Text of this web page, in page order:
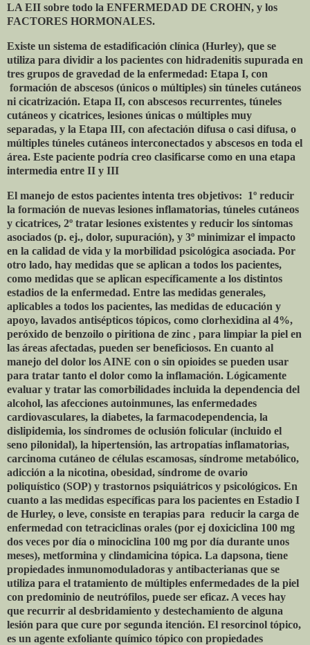
LA EII sobre todo la ENFERMEDAD DE CROHN, y los
FACTORES HORMONALES.
Existe un sistema de estadificación clínica (Hurley), que se
utiliza para dividir a los pacientes con hidradenitis supurada en
tres grupos de gravedad de la enfermedad: Etapa I, con
formación de abscesos (únicos o múltiples) sin túneles cutáneos
ni cicatrización. Etapa II, con abscesos recurrentes, túneles
cutáneos y cicatrices, lesiones únicas o múltiples muy
separadas, y la Etapa III, con afectación difusa o casi difusa, o
múltiples túneles cutáneos interconectados y abscesos en toda el
área. Este paciente podría creo clasificarse como en una etapa
intermedia entre II y III
El manejo de estos pacientes intenta tres objetivos: 1º reducir
la formación de nuevas lesiones inflamatorias, túneles cutáneos
y cicatrices, 2º tratar lesiones existentes y reducir los síntomas
asociados (p. ej., dolor, supuración), y 3º minimizar el impacto
en la calidad de vida y la morbilidad psicológica asociada. Por
otro lado, hay medidas que se aplican a todos los pacientes,
como medidas que se aplican específicamente a los distintos
estadios de la enfermedad. Entre las medidas generales,
aplicables a todos los pacientes, las medidas de educación y
apoyo, lavados antisépticos tópicos, como clorhexidina al 4%,
peróxido de benzoilo o piritiona de zinc , para limpiar la piel en
las áreas afectadas, pueden ser beneficiosos. En cuanto al
manejo del dolor los AINE con o sin opioides se pueden usar
para tratar tanto el dolor como la inflamación. Lógicamente
evaluar y tratar las comorbilidades incluida la dependencia del
alcohol, las afecciones autoinmunes, las enfermedades
cardiovasculares, la diabetes, la farmacodependencia, la
dislipidemia, los síndromes de oclusión folicular (incluido el
seno pilonidal), la hipertensión, las artropatías inflamatorias,
carcinoma cutáneo de células escamosas, síndrome metabólico,
adicción a la nicotina, obesidad, síndrome de ovario
poliquístico (SOP) y trastornos psiquiátricos y psicológicos. En
cuanto a las medidas específicas para los pacientes en Estadio I
de Hurley, o leve, consiste en terapias para reducir la carga de
enfermedad con tetraciclinas orales (por ej doxiciclina 100 mg
dos veces por día o minociclina 100 mg por día durante unos
meses), metformina y clindamicina tópica. La dapsona, tiene
propiedades inmunomoduladoras y antibacterianas que se
utiliza para el tratamiento de múltiples enfermedades de la piel
con predominio de neutrófilos, puede ser eficaz. A veces hay
que recurrir al desbridamiento y destechamiento de alguna
lesión para que cure por segunda itención. El resorcinol tópico,
es un agente exfoliante químico tópico con propiedades